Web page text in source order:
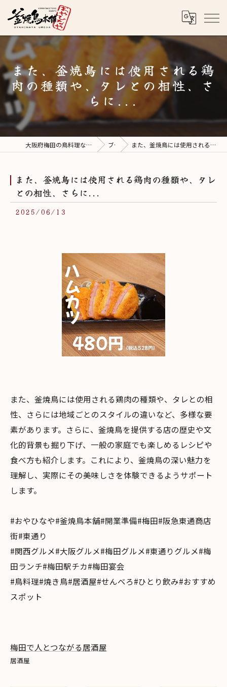
また、釜焼鳥には使用される鶏
肉の種類や、タレとの相性、さ
らに...
大阪府梅田の鳥料理なら釜焼鳥本舗おやひなや 梅田店 ブログ また、釜焼鳥には使用される鶏肉の種類や、タレとの相性、さらに...
また、釜焼鳥には使用される鶏肉の種類や、タレ
との相性、さらに...
2025/06/13
また、釜焼鳥には使用される鶏肉の種類や、タレとの相
性、さらには地域ごとのスタイルの違いなど、多様な要
素があります。さらに、釜焼鳥を提供する店の歴史や文
化的背景も掘り下げ、一般の家庭でも楽しめるレシピや
食べ方も紹介します。これにより、釜焼鳥の深い魅力を
理解し、実際にその美味しさを体験できるようサポート
します。
#おやひなや#釜焼鳥本舗#開業準備#梅田#阪急東通商店
街#東通り
#関西グルメ#大阪グルメ#梅田グルメ#東通りグルメ#梅
田ランチ#梅田駅チカ#梅田宴会
#鳥料理#焼き鳥#居酒屋#せんべろ#ひとり飲み#おすすめ
スポット
梅田で人とつながる居酒屋
居酒屋